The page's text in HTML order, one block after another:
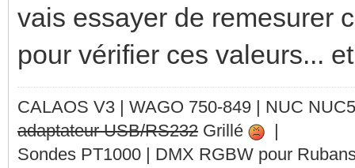
vais essayer de remesurer
pour vérifier ces valeurs...
CALAOS V3 | WAGO 750-849 | NUC
adaptateur USB/RS232 Grillé
|
Sondes PT1000 | DMX RGBW pour